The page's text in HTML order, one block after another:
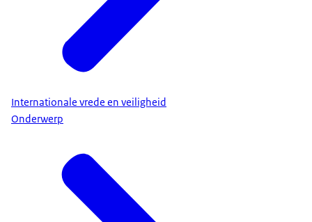
Internationale vrede en veiligheid
Onderwerp